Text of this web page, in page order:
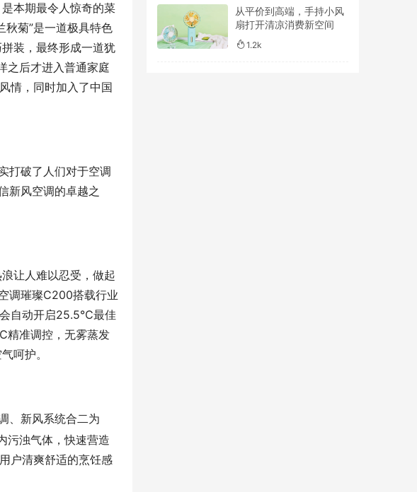
是本期最令人惊奇的菜
秋菊”是一道极具特色
装，最终形成一道犹
之后才进入普通家庭
情，同时加入了中国
打破了人们对于空调
新风空调的卓越之
让人难以忍受，做起
调璀璨C200搭载行业
会自动开启25.5℃最佳
精准调控，无雾蒸发
呵护。
、新风系统合二为
污浊气体，快速营造
户清爽舒适的烹饪感
从平价到高端，手持小风
扇打开清凉消费新空间
1.2k